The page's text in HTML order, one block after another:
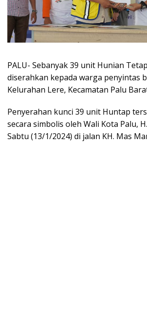
PALU- Sebanyak 39 unit Hunian
diserahkan kepada warga penyintas
Kelurahan Lere, Kecamatan Palu
Penyerahan kunci 39 unit Huntap
secara simbolis oleh Wali Kota Palu,
Sabtu (13/1/2024) di jalan KH. Mas